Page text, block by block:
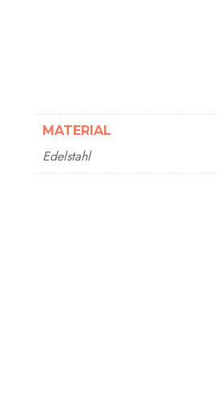
MATERIAL
Edelstahl